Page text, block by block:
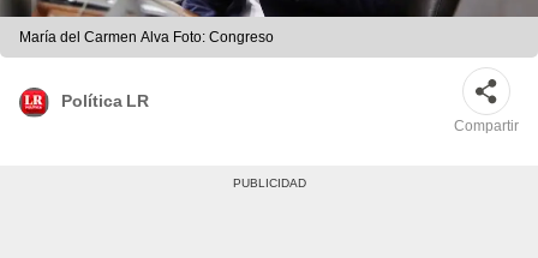
María del Carmen Alva Foto: Congreso
Política LR
Compartir